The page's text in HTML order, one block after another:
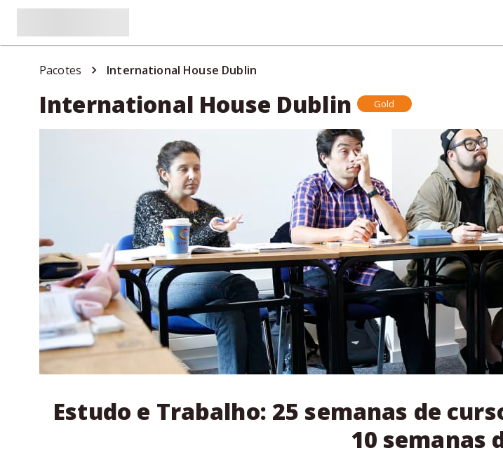
Pacotes International House Dublin
International House Dublin Gold
Estudo e Trabalho: 25 semanas de
10 semanas